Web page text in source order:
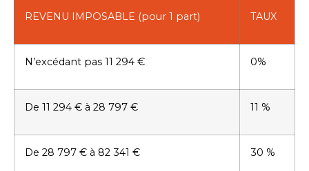
REVENU IMPOSABLE (pour 1 part) TAUX
N’excédant pas 11 294 € 0%
De 11 294 € à 28 797 € 11 %
De 28 797 € à 82 341 € 30 %